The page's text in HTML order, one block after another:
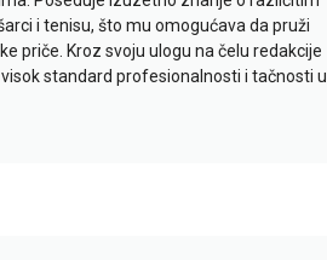
i tenisu, što mu omogućava da pruži
priče. Kroz svoju ulogu na čelu redakcije
standard profesionalnosti i tačnosti u